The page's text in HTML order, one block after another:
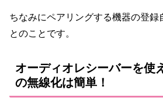
ちなみにペアリングする機器の登録
とのことです。
オーディオレシーバーを使
の無線化は簡単！